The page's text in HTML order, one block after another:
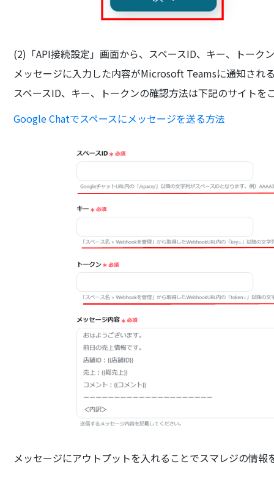
(2)「API接続設定」画面から、スペースID、キー、トーク
メッセージに入力した内容がMicrosoft Teamsに通知され
スペースID、キー、トークンの確認方法は下記のサイトを
Google Chatでスペースにメッセージを送る方法
メッセージにアウトプットを入れることでスマレジの情報